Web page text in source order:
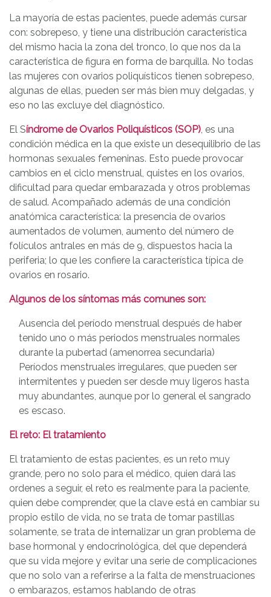
La mayoría de estas pacientes, puede además cursar
con: sobrepeso, y tiene una distribución característica
del mismo hacia la zona del tronco, lo que nos da la
característica de figura en forma de barquilla. No todas
las mujeres con ovarios poliquísticos tienen sobrepeso,
algunas de ellas, pueden ser más bien muy delgadas, y
eso no las excluye del diagnóstico.
El Síndrome de Ovarios Poliquísticos (SOP), es una
condición médica en la que existe un desequilibrio de las
hormonas sexuales femeninas. Esto puede provocar
cambios en el ciclo menstrual, quistes en los ovarios,
dificultad para quedar embarazada y otros problemas
de salud. Acompañado además de una condición
anatómica característica: la presencia de ovarios
aumentados de volumen, aumento del número de
folículos antrales en más de 9, dispuestos hacia la
periferia; lo que les confiere la característica típica de
ovarios en rosario.
Algunos de los síntomas más comunes son:
Ausencia del período menstrual después de haber
tenido uno o más periodos menstruales normales
durante la pubertad (amenorrea secundaria)
Períodos menstruales irregulares, que pueden ser
intermitentes y pueden ser desde muy ligeros hasta
muy abundantes, aunque por lo general el sangrado
es escaso.
El reto: El tratamiento
El tratamiento de estas pacientes, es un reto muy
grande, pero no solo para el médico, quien dará las
ordenes a seguir, el reto es realmente para la paciente,
quien debe comprender, que la clave está en cambiar su
propio estilo de vida, no se trata de tomar pastillas
solamente, se trata de internalizar un gran problema de
base hormonal y endocrinológica, del que dependerá
que su vida mejore y evitar una serie de complicaciones
que no solo van a referirse a la falta de menstruaciones
o embarazos, estamos hablando de otras